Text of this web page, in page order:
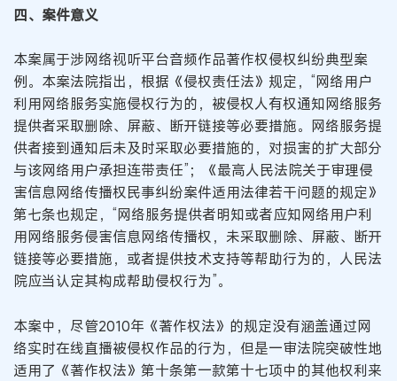
四、案件意义
本案属于涉网络视听平台音频作品著作权侵权纠纷典型案
例。本案法院指出，根据《侵权责任法》规定，“网络用户
利用网络服务实施侵权行为的，被侵权人有权通知网络服务
提供者采取删除、屏蔽、断开链接等必要措施。网络服务提
供者接到通知后未及时采取必要措施的，对损害的扩大部分
与该网络用户承担连带责任”；《最高人民法院关于审理侵
害信息网络传播权民事纠纷案件适用法律若干问题的规定》
第七条也规定，“网络服务提供者明知或者应知网络用户利
用网络服务侵害信息网络传播权，未采取删除、屏蔽、断开
链接等必要措施，或者提供技术支持等帮助行为的，人民法
院应当认定其构成帮助侵权行为”。
本案中，尽管2010年《著作权法》的规定没有涵盖通过网
络实时在线直播被侵权作品的行为，但是一审法院突破性地
适用了《著作权法》第十条第一款第十七项中的其他权利来